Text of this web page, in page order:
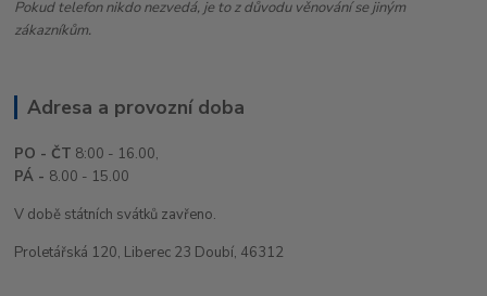
Pokud telefon nikdo nezvedá, je to z důvodu věnování se jiným
zákazníkům.
Adresa a provozní doba
PO - ČT 8:00 - 16.00,
PÁ - 8.00 - 15.00
V době státních svátků zavřeno.
Proletářská 120, Liberec 23 Doubí, 46312